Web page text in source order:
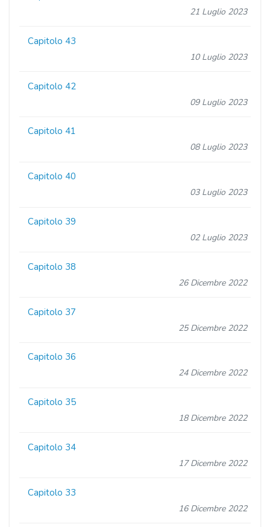
21 Luglio 2023
Capitolo 43
10 Luglio 2023
Capitolo 42
09 Luglio 2023
Capitolo 41
08 Luglio 2023
Capitolo 40
03 Luglio 2023
Capitolo 39
02 Luglio 2023
Capitolo 38
26 Dicembre 2022
Capitolo 37
25 Dicembre 2022
Capitolo 36
24 Dicembre 2022
Capitolo 35
18 Dicembre 2022
Capitolo 34
17 Dicembre 2022
Capitolo 33
16 Dicembre 2022